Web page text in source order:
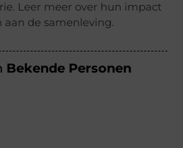
Leer meer over hun impact
aan de samenleving.
Bekende Personen